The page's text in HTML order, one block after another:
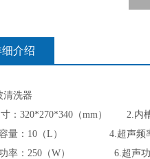
介绍
清洗器
寸：320*270*340（mm） 2.内
量： 10（L ） 4.超声频
率： 250 （W） 6.超声功